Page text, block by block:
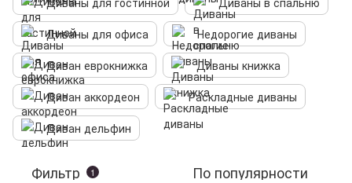
Диваны для офиса
Недорогие диваны
Диван еврокнижка
Диваны книжка
Диван аккордеон
Раскладные диваны
Диван дельфин
Фильтр 1 По популярности